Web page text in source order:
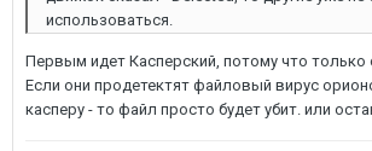
использоваться.
Первым идет Касперский, потому что только
Если они продетектят файловый вирус
касперу - то файл просто будет убит. или